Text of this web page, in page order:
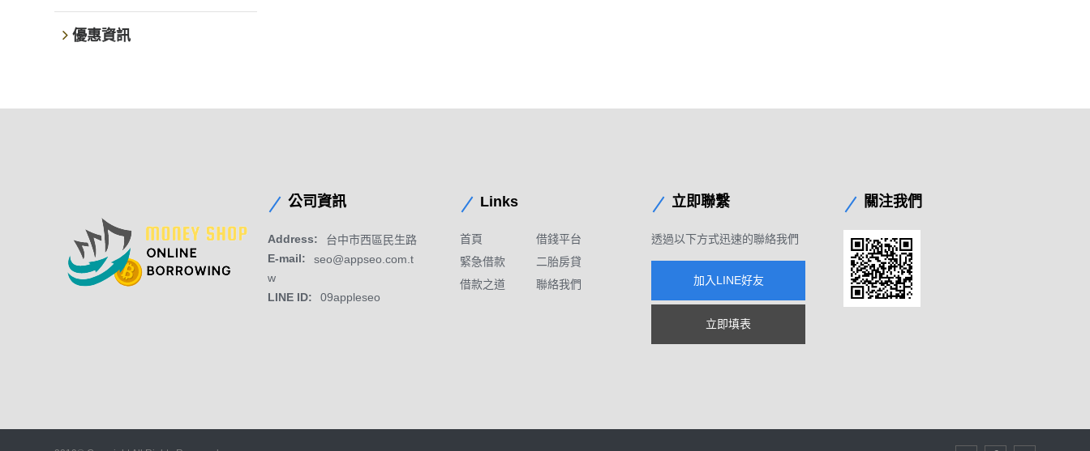
優惠資訊
公司資訊
Address:
台中市西區民生路
E-mail:
seo@appseo.com.t
w
LINE ID:
09appleseo
Links
首頁
借錢平台
緊急借款
二胎房貸
借款之道
聯絡我們
立即聯繫
透過以下方式迅速的聯絡我們
加入LINE好友
立即填表
關注我們